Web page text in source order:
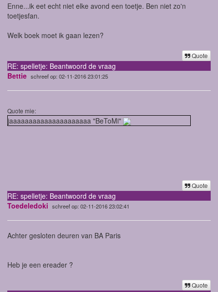
Enne...ik eet echt niet elke avond een toetje. Ben niet zo'n
toetjesfan.
Welk boek moet ik gaan lezen?
Quote
RE: spelletje: Beantwoord de vraag
Bettie schreef op: 02-11-2016 23:01:25
Quote mie:
jaaaaaaaaaaaaaaaaaaaaa "BeToMi"
Quote
RE: spelletje: Beantwoord de vraag
Toedeledoki schreef op: 02-11-2016 23:02:41
Achter gesloten deuren van BA Paris
Heb je een ereader ?
Quote